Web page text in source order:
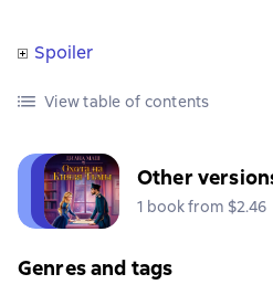
Spoiler
View table of contents
Other
1 book from $2.46
Genres and tags